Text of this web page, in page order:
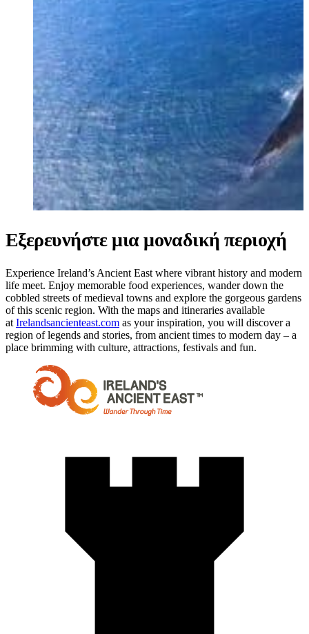
Ukrainian
Εξερευνήστε μια μοναδική περιοχή
Experience Ireland’s Ancient East where vibrant history and modern
life meet. Enjoy memorable food experiences, wander down the
cobbled streets of medieval towns and explore the gorgeous gardens
of this scenic region. With the maps and itineraries available
at Irelandsancienteast.com as your inspiration, you will discover a
region of legends and stories, from ancient times to modern day – a
place brimming with culture, attractions, festivals and fun.